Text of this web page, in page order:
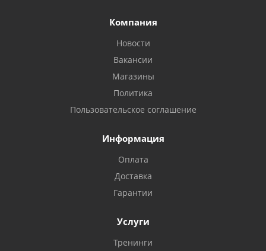
Компания
Новости
Вакансии
Магазины
Политика
Пользовательское соглашение
Информация
Оплата
Доставка
Гарантии
Услуги
Тренинги